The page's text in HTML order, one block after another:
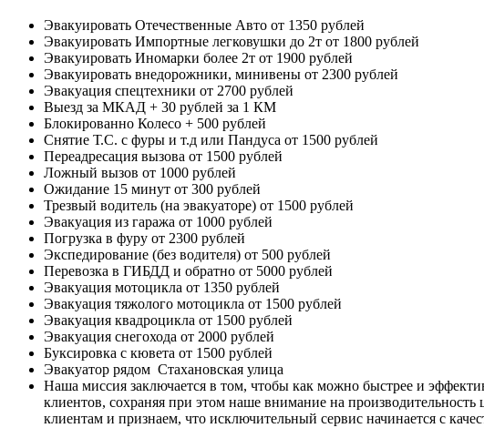
Эвакуировать Отечественные Авто от 1350 рублей
Эвакуировать Импортные легковушки до 2т от 1800 рублей
Эвакуировать Иномарки более 2т от 1900 рублей
Эвакуировать внедорожники, минивены от 2300 рублей
Эвакуация спецтехники от 2700 рублей
Выезд за МКАД + 30 рублей за 1 КМ
Блокированно Колесо + 500 рублей
Снятие Т.С. с фуры и т.д или Пандуса от 1500 рублей
Переадресация вызова от 1500 рублей
Ложный вызов от 1000 рублей
Ожидание 15 минут от 300 рублей
Трезвый водитель (на эвакуаторе) от 1500 рублей
Эвакуация из гаража от 1000 рублей
Погрузка в фуру от 2300 рублей
Экспедирование (без водителя) от 500 рублей
Перевозка в ГИБДД и обратно от 5000 рублей
Эвакуация мотоцикла от 1350 рублей
Эвакуация тяжолого мотоцикла от 1500 рублей
Эвакуация квадроцикла от 1500 рублей
Эвакуация снегохода от 2000 рублей
Буксировка с кювета от 1500 рублей
Эвакуатор рядом Стахановская улица
Наша миссия заключается в том, чтобы как можно быстрее и
клиентов, сохраняя при этом наше внимание на
клиентам и признаем, что исключительный сервис начинается с